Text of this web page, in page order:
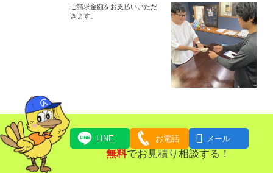
ご請求金額をお支払いいただ
きます。
LINE お電話  メール
無料でお見積り相談する！